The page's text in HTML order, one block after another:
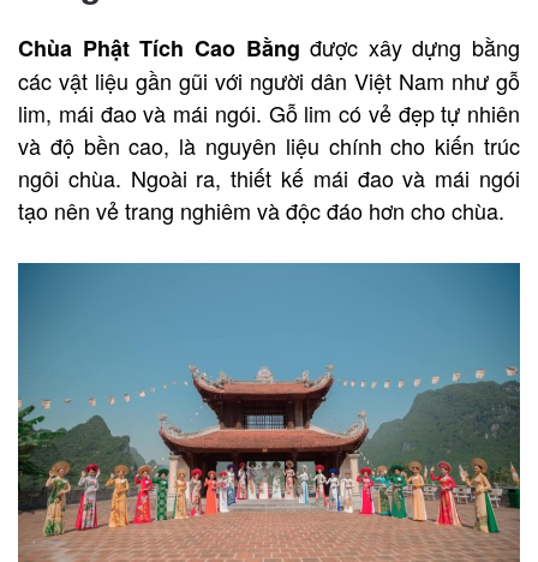
Chùa Phật Tích Cao Bằngđược xây dựng bằng
các vật liệu gần gũi với người dân Việt Nam như gỗ
lim, mái đao và mái ngói. Gỗ lim có vẻ đẹp tự nhiên
và độ bền cao, là nguyên liệu chính cho kiến trúc
ngôi chùa. Ngoài ra, thiết kế mái đao và mái ngói
tạo nên vẻ trang nghiêm và độc đáo hơn cho chùa.